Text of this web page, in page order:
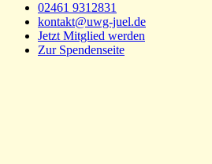
02461 9312831
kontakt@uwg-juel.de
Jetzt Mitglied werden
Zur Spendenseite